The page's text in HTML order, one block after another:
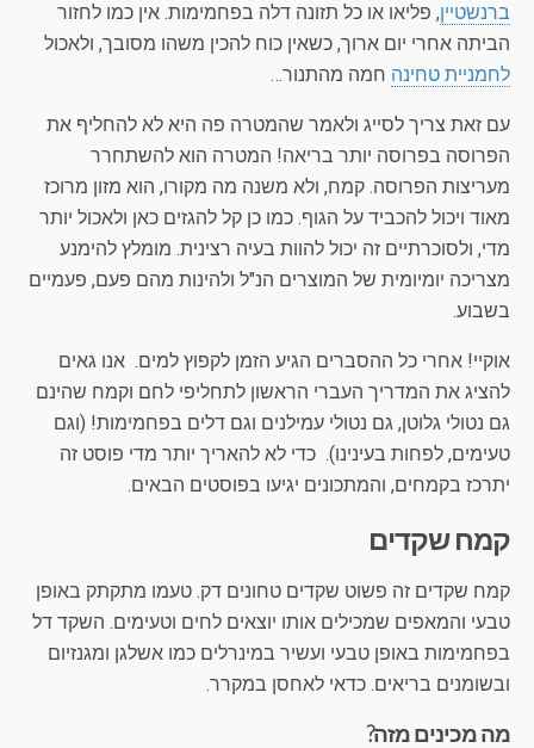
ברנשטיין, פליאו או כל תזונה דלה בפחמימות. אין כמו לחזור
הביתה אחרי יום ארוך, כשאין כוח להכין משהו מסובך, ולאכול
לחמניית טחינה חמה מהתנור…
עם זאת צריך לסייג ולאמר שהמטרה פה היא לא להחליף את
הפרוסה בפרוסה יותר בריאה! המטרה הוא להשתחרר
מעריצות הפרוסה. קמח, ולא משנה מה מקורו, הוא מזון מרוכז
מאוד ויכול להכביד על הגוף. כמו כן קל להגזים כאן ולאכול יותר
מדי, ולסוכרתיים זה יכול להוות בעיה רצינית. מומלץ להימנע
מצריכה יומיומית של המוצרים הנ"ל ולהינות מהם פעם, פעמיים
בשבוע.
אוקיי! אחרי כל ההסברים הגיע הזמן לקפוץ למים. אנו גאים
להציג את המדריך העברי הראשון לתחליפי לחם וקמח שהינם
גם נטולי גלוטן, גם נטולי עמילנים וגם דלים בפחמימות! (וגם
טעימים, לפחות בעינינו). כדי לא להאריך יותר מדי פוסט זה
יתרכז בקמחים, והמתכונים יגיעו בפוסטים הבאים.
קמח שקדים
קמח שקדים זה פשוט שקדים טחונים דק. טעמו מתקתק באופן
טבעי והמאפים שמכילים אותו יוצאים לחים וטעימים. השקד דל
בפחמימות באופן טבעי ועשיר במינרלים כמו אשלגן ומגנזיום
ובשומנים בריאים. כדאי לאחסן במקרר.
מה מכינים מזה?